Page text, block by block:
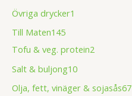
Övriga drycker1
Till Maten145
Tofu & veg. protein2
Salt & buljong10
Olja, fett, vinäger & sojasås67